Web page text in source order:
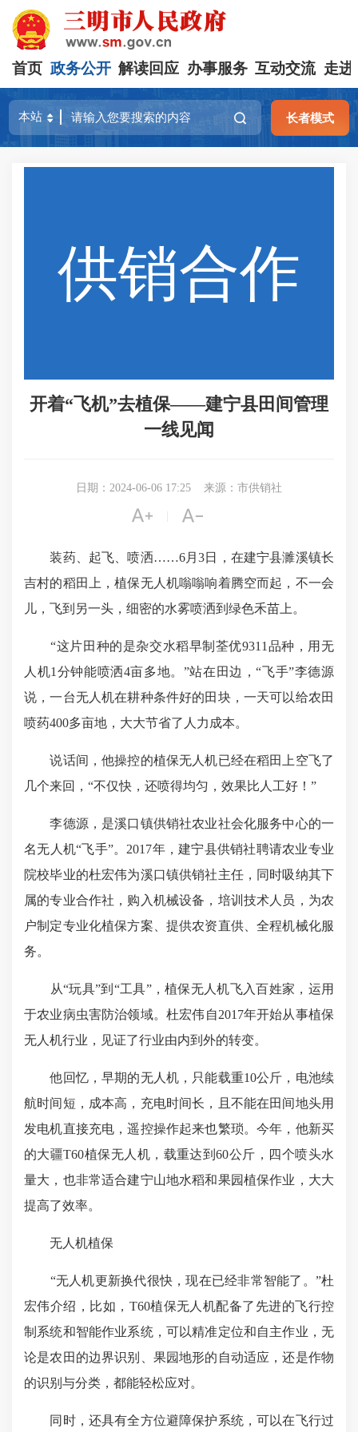
首页 政务公开 解读回应 办事服务 互动交流 走进
长者模式
供销合作
开着“飞机”去植保——建宁县田间管理
一线见闻
日期：2024-06-06 17:25 来源：市供销社
 
装药、起飞、喷洒……6月3日，在建宁县濉溪镇长
吉村的稻田上，植保无人机嗡嗡响着腾空而起，不一会
儿，飞到另一头，细密的水雾喷洒到绿色禾苗上。
“这片田种的是杂交水稻早制荃优9311品种，用无
人机1分钟能喷洒4亩多地。”站在田边，“飞手”李德源
说，一台无人机在耕种条件好的田块，一天可以给农田
喷药400多亩地，大大节省了人力成本。
说话间，他操控的植保无人机已经在稻田上空飞了
几个来回，“不仅快，还喷得均匀，效果比人工好！”
李德源，是溪口镇供销社农业社会化服务中心的一
名无人机“飞手”。2017年，建宁县供销社聘请农业专业
院校毕业的杜宏伟为溪口镇供销社主任，同时吸纳其下
属的专业合作社，购入机械设备，培训技术人员，为农
户制定专业化植保方案、提供农资直供、全程机械化服
务。
从“玩具”到“工具”，植保无人机飞入百姓家，运用
于农业病虫害防治领域。杜宏伟自2017年开始从事植保
无人机行业，见证了行业由内到外的转变。
他回忆，早期的无人机，只能载重10公斤，电池续
航时间短，成本高，充电时间长，且不能在田间地头用
发电机直接充电，遥控操作起来也繁琐。今年，他新买
的大疆T60植保无人机，载重达到60公斤，四个喷头水
量大，也非常适合建宁山地水稻和果园植保作业，大大
提高了效率。
无人机植保
“无人机更新换代很快，现在已经非常智能了。”杜
宏伟介绍，比如，T60植保无人机配备了先进的飞行控
制系统和智能作业系统，可以精准定位和自主作业，无
论是农田的边界识别、果园地形的自动适应，还是作物
的识别与分类，都能轻松应对。
同时，还具有全方位避障保护系统，可以在飞行过